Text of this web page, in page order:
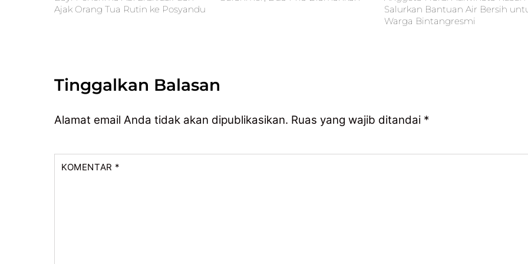
Ajak Orang Tua Rutin ke Posyandu
Salurkan Bantuan Air Bersih
Warga Bintangresmi
Tinggalkan Balasan
Alamat email Anda tidak akan dipublikasikan. Ruas yang wajib ditandai *
KOMENTAR *